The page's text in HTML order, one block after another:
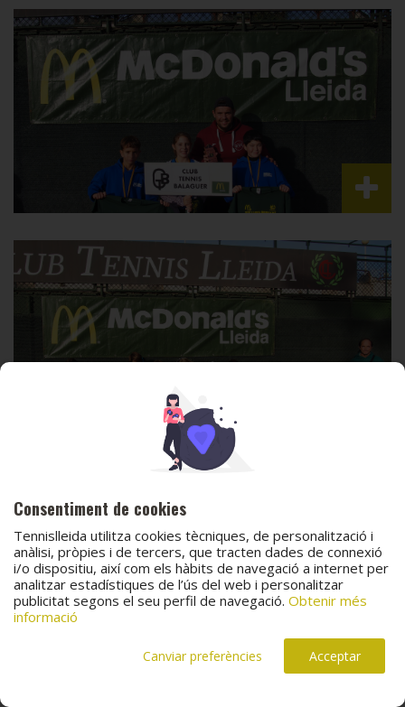
Consentiment de cookies
Tennislleida utilitza cookies tècniques, de personalització i
anàlisi, pròpies i de tercers, que tracten dades de connexió
i/o dispositiu, així com els hàbits de navegació a internet per
analitzar estadístiques de l’ús del web i personalitzar
publicitat segons el seu perfil de navegació. Obtenir més
informació
Canviar preferències Acceptar